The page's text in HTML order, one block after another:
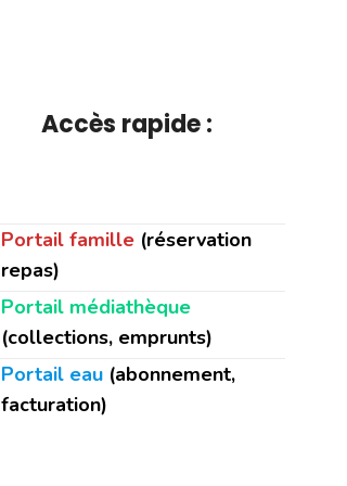
Accès rapide :
Portail famille (réservation
repas)
Portail médiathèque
(collections, emprunts)
Portail eau (abonnement,
facturation)